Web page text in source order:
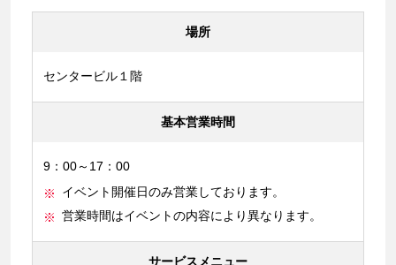
場所
センタービル１階
基本営業時間
9：00～17：00
イベント開催日のみ営業しております。
営業時間はイベントの内容により異なります。
サービスメニュー